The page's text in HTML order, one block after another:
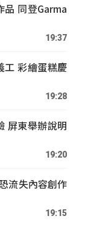
品 同登Garma
19:37
工 彩繪蛋糕慶
19:28
屏東舉辦說明
19:20
流失內容創作
19:15